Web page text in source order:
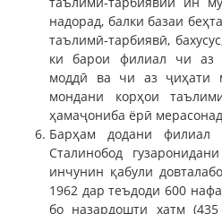
надорад, балки базаи
таълимӣ-тарбиявӣ,
ки барои филиал чи аз
моддӣ ва чи аз ҷиҳати
мондани корҳои
ҳамаҷониба ёрӣ
Барҳам додани
Сталинобод
инчунин қабули
1962 дар теъдоди 600
бо назардошти хатм